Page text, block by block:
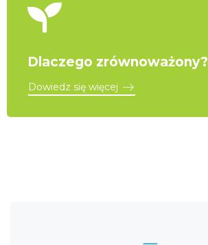
Dlaczego zrównoważony?
Dowiedz się więcej